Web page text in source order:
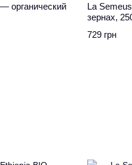
органический
La
зернах,
729 грн